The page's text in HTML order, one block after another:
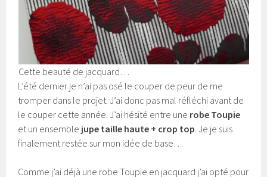
Cette beauté de jacquard…
L’été dernier je n’ai pas osé le couper de peur de me
tromper dans le projet. J’ai donc pas mal réfléchi avant de
le couper cette année. J’ai hésité entre une robe Toupie
et un ensemble jupe taille haute + crop top. Je je suis
finalement restée sur mon idée de base…
Comme j’ai déjà une robe Toupie en jacquard j’ai opté pour